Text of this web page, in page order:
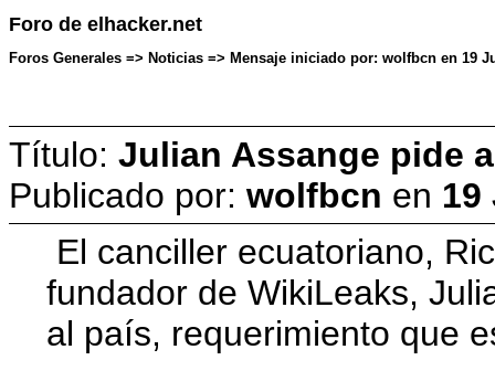
Foro de elhacker.net
Foros Generales => Noticias => Mensaje iniciado por: wolfbcn en 19
Título: Julian Assange pide
Publicado por: wolfbcn en 19
El canciller ecuatoriano,
fundador de WikiLeaks,
al país, requerimiento que